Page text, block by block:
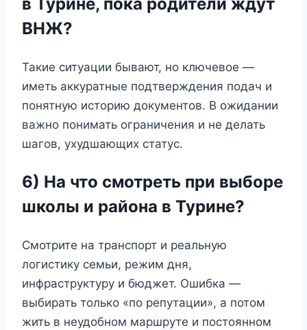
в Турине, пока родители ждут
ВНЖ?
Такие ситуации бывают, но ключевое —
иметь аккуратные подтверждения подач и
понятную историю документов. В ожидании
важно понимать ограничения и не делать
шагов, ухудшающих статус.
6) На что смотреть при выборе
школы и района в Турине?
Смотрите на транспорт и реальную
логистику семьи, режим дня,
инфраструктуру и бюджет. Ошибка —
выбирать только «по репутации», а потом
жить в неудобном маршруте и постоянном